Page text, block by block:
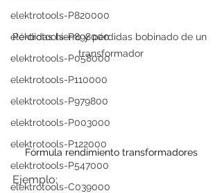
elektrotools-P820000
elektrotools-P898000
elektrotools-P058000
elektrotools-P110000
elektrotools-P979800
elektrotools-P003000
elektrotools-P122000
elektrotools-P547000
elektrotools-C039000
Pérdidas hierro y pérdidas bobinado de un
transformador
Fórmula rendimiento transformadores
Ejemplo: